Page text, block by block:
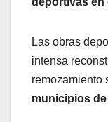
Las obras
intensa
remozamiento
municipios